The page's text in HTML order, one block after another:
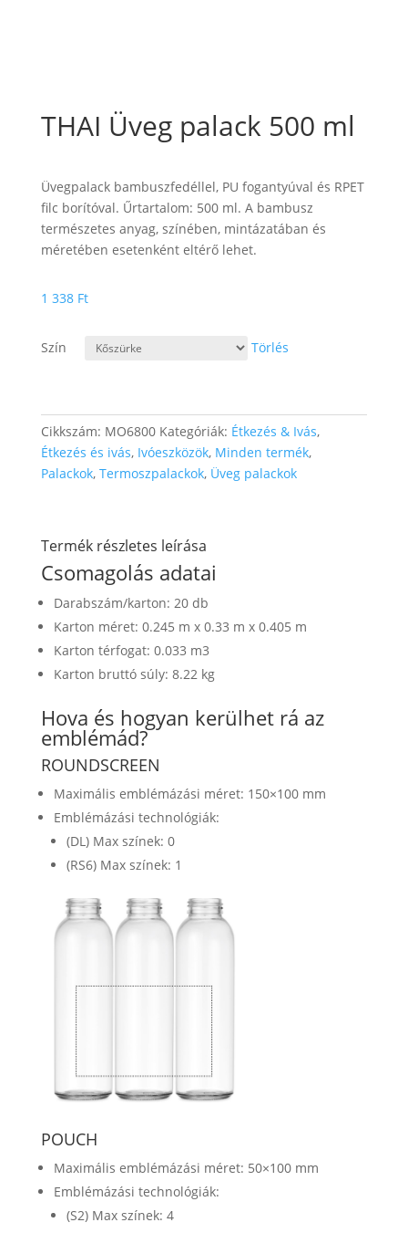
THAI Üveg palack 500 ml
Üvegpalack bambuszfedéllel, PU fogantyúval és RPET
filc borítóval. Űrtartalom: 500 ml. A bambusz
természetes anyag, színében, mintázatában és
méretében esetenként eltérő lehet.
1 338 Ft
Szín Törlés
Cikkszám: MO6800 Kategóriák: Étkezés & Ivás,
Étkezés és ivás, Ivóeszközök, Minden termék,
Palackok, Termoszpalackok, Üveg palackok
Termék részletes leírása
Csomagolás adatai
Darabszám/karton: 20 db
Karton méret: 0.245 m x 0.33 m x 0.405 m
Karton térfogat: 0.033 m3
Karton bruttó súly: 8.22 kg
Hova és hogyan kerülhet rá az
emblémád?
ROUNDSCREEN
Maximális emblémázási méret: 150×100 mm
Emblémázási technológiák:
(DL) Max színek: 0
(RS6) Max színek: 1
POUCH
Maximális emblémázási méret: 50×100 mm
Emblémázási technológiák:
(S2) Max színek: 4